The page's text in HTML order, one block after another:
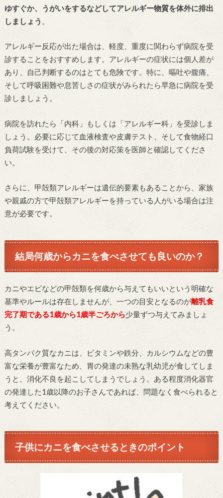
ゆすぐか、うがいをするなどしてアレルギー物質を体外に排出
しましょう
アレルギー反応が出た場合は、軽度、重度に関わらず病院を受
診することをおすすめします。アレルギーの症状には個人差が
あり、自己判断するのはとても危険です。特に、嘔吐や腹痛、
そして呼吸困難や息苦しさの症状がみられたら早急に病院を受
診しましょう。
病院を訪れたら「内科」もしくは「アレルギー科」を受診しま
しょう。必要に応じて血液検査や皮膚テスト、そして食物経口
負荷試験を受けて、その後の対応策を医師と確認してくださ
い。
さらに、甲殻類アレルギーは遺伝的要素もあることから、家族
や親戚の方で甲殻類アレルギーを持っている人がいる場合は注
意が必要です。
結局何歳からカニを食べさせても良いのか？
カニやエビなどの甲殻類を何歳から与えてもいいという明確な
基準やルールは存在しませんが、一つの目安となるのが離乳食
完了期である1歳から1歳半ごろから少量ずつ与えてみましょ
う。
高タンパク質なカニは、ビタミンや鉄分、カルシウムなどの豊
富な栄養が豊富なため、胃の発達の未熟な乳幼児が食してしま
うと、消化不良を起こしてしまうでしょう。ある程度消化器官
の発達した1歳以降のお子さんであれば、問題なく食べられると
考えてください。
子供にカニを食べさせるときのポイント